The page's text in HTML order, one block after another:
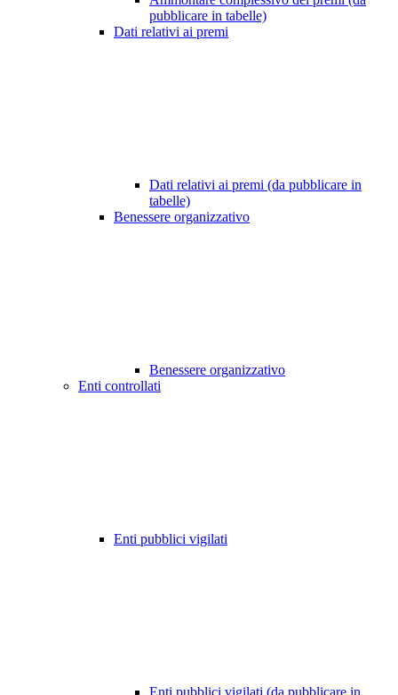
pubblicare in tabelle)
Dati relativi ai premi
Dati relativi ai premi (da pubblicare in
tabelle)
Benessere organizzativo
Benessere organizzativo
Enti controllati
Enti pubblici vigilati